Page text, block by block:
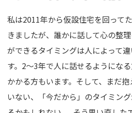
私は2011年から仮設住宅を回って
きましたが、誰かに話して心の整
ができるタイミングは人によって
す。2～3年で人に話せるようにな
かかる方もいます。そして、 まだ
いない、「今だから」のタイミン